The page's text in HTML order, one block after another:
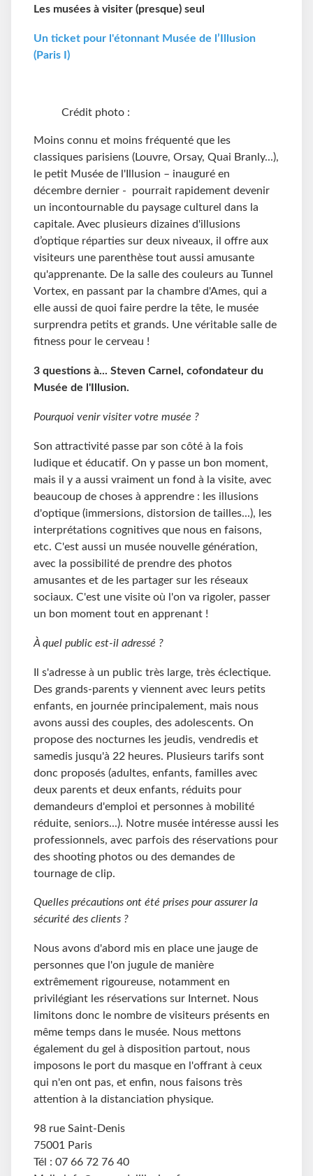
Les musées à visiter (presque) seul
Un ticket pour l'étonnant Musée de l’Illusion
(Paris I)
Crédit photo :
Moins connu et moins fréquenté que les
classiques parisiens (Louvre, Orsay, Quai Branly...),
le petit Musée de l'Illusion – inauguré en
décembre dernier - pourrait rapidement devenir
un incontournable du paysage culturel dans la
capitale. Avec plusieurs dizaines d'illusions
d’optique réparties sur deux niveaux, il offre aux
visiteurs une parenthèse tout aussi amusante
qu'apprenante. De la salle des couleurs au Tunnel
Vortex, en passant par la chambre d'Ames, qui a
elle aussi de quoi faire perdre la tête, le musée
surprendra petits et grands. Une véritable salle de
fitness pour le cerveau !
3 questions à... Steven Carnel, cofondateur du
Musée de l'Illusion.
Pourquoi venir visiter votre musée ?
Son attractivité passe par son côté à la fois
ludique et éducatif. On y passe un bon moment,
mais il y a aussi vraiment un fond à la visite, avec
beaucoup de choses à apprendre : les illusions
d'optique (immersions, distorsion de tailles...), les
interprétations cognitives que nous en faisons,
etc. C'est aussi un musée nouvelle génération,
avec la possibilité de prendre des photos
amusantes et de les partager sur les réseaux
sociaux. C'est une visite où l'on va rigoler, passer
un bon moment tout en apprenant !
À quel public est-il adressé ?
Il s'adresse à un public très large, très éclectique.
Des grands-parents y viennent avec leurs petits
enfants, en journée principalement, mais nous
avons aussi des couples, des adolescents. On
propose des nocturnes les jeudis, vendredis et
samedis jusqu'à 22 heures. Plusieurs tarifs sont
donc proposés (adultes, enfants, familles avec
deux parents et deux enfants, réduits pour
demandeurs d'emploi et personnes à mobilité
réduite, seniors...). Notre musée intéresse aussi les
professionnels, avec parfois des réservations pour
des shooting photos ou des demandes de
tournage de clip.
Quelles précautions ont été prises pour assurer la
sécurité des clients ?
Nous avons d'abord mis en place une jauge de
personnes que l'on jugule de manière
extrêmement rigoureuse, notamment en
privilégiant les réservations sur Internet. Nous
limitons donc le nombre de visiteurs présents en
même temps dans le musée. Nous mettons
également du gel à disposition partout, nous
imposons le port du masque en l'offrant à ceux
qui n'en ont pas, et enfin, nous faisons très
attention à la distanciation physique.
98 rue Saint-Denis
75001 Paris
Tél : 07 66 72 76 40